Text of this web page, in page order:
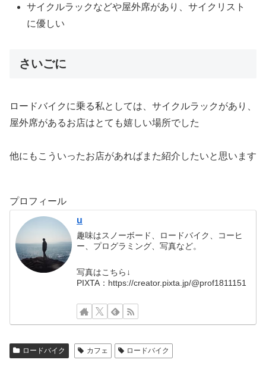
サイクルラックなどや屋外席があり、サイクリスト
に優しい
さいごに
ロードバイクに乗る私としては、サイクルラックがあり、
屋外席があるお店はとても嬉しい場所でした
他にもこういったお店があればまた紹介したいと思います
プロフィール
u
趣味はスノーボード、ロードバイク、コーヒ
ー、プログラミング、写真など。
写真はこちら↓
PIXTA：https://creator.pixta.jp/@prof1811151
ロードバイク カフェ ロードバイク